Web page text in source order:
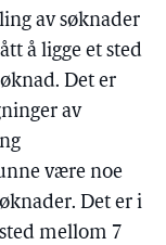
av søknader
å ligge et sted
Det er
av
være noe
Det er i
mellom 7